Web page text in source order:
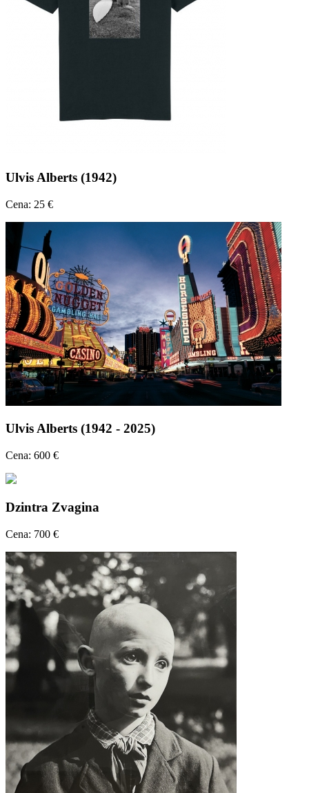
Ulvis Alberts (1942)
Cena: 25 €
Ulvis Alberts (1942 - 2025)
Cena: 600 €
Dzintra Zvagina
Cena: 700 €